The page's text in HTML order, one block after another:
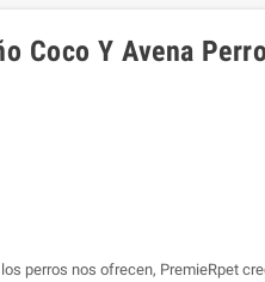
Coco Y Avena Perro
perros nos ofrecen, PremieRpet